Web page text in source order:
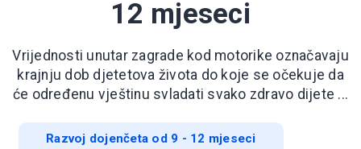
12 mjeseci
Vrijednosti unutar zagrade kod motorike označavaju
krajnju dob djetetova života do koje se očekuje da
će određenu vještinu svladati svako zdravo dijete ...
Razvoj dojenčeta od 9 - 12 mjeseci